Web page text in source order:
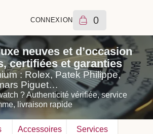
CONNEXION 0
neuves et d’occasion
certifiées et garanties
: Rolex, Patek Philippe,
Piguet…
? Authenticité vérifiée, service
livraison rapide
Accessoires Services